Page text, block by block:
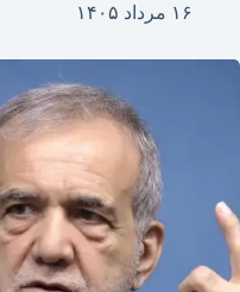
۱۶ مرداد ۱۴۰۵